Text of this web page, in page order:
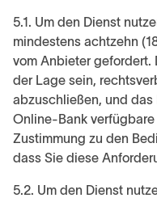
5.1. Um den Dienst
mindestens achtzehn
vom Anbieter gefordert.
der Lage sein,
abzuschließen, und das
Online-Bank
Zustimmung zu den
dass Sie diese
5.2. Um den Dienst